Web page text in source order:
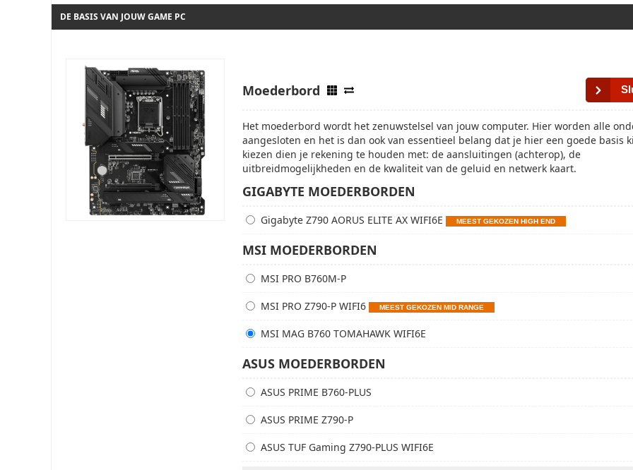
DE BASIS VAN JOUW GAME PC
Moederbord
Het moederbord wordt het zenuwstelsel van jouw computer. Hier worden alle
aangesloten en het is dan ook van essentieel belang dat je hier een goede basis
kiezen dien je rekening te houden met: de aansluitingen (achterop), de
uitbreidmogelijkheden en de kwaliteit van de geluid en netwerk kaart.
GIGABYTE MOEDERBORDEN
Gigabyte Z790 AORUS ELITE AX WIFI6E MEEST GEKOZEN HIGH END
MSI MOEDERBORDEN
MSI PRO B760M-P
MSI PRO Z790-P WIFI6 MEEST GEKOZEN MID RANGE
MSI MAG B760 TOMAHAWK WIFI6E
ASUS MOEDERBORDEN
ASUS PRIME B760-PLUS
ASUS PRIME Z790-P
ASUS TUF Gaming Z790-PLUS WIFI6E